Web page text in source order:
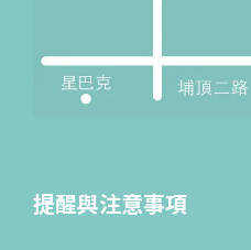
提醒與注意事項